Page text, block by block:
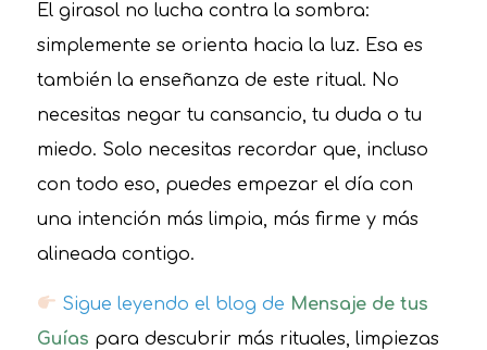
El girasol no lucha contra la sombra:
simplemente se orienta hacia la luz. Esa es
también la enseñanza de este ritual. No
necesitas negar tu cansancio, tu duda o tu
miedo. Solo necesitas recordar que, incluso
con todo eso, puedes empezar el día con
una intención más limpia, más firme y más
alineada contigo.
Sigue leyendo el blog de Mensaje de tus
Guías para descubrir más rituales, limpiezas